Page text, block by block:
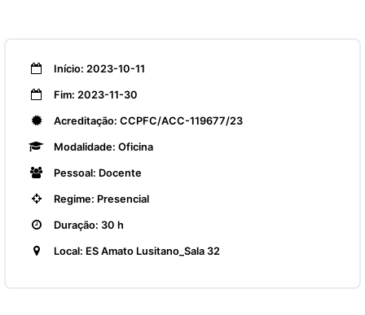
Início: 2023-10-11
Fim: 2023-11-30
Acreditação: CCPFC/ACC-119677/23
Modalidade: Oficina
Pessoal: Docente
Regime: Presencial
Duração: 30 h
Local: ES Amato Lusitano_Sala 32